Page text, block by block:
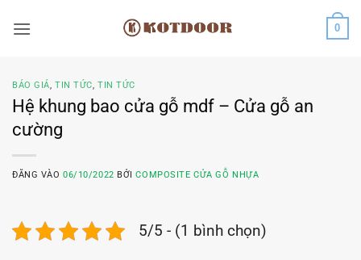
qua
0
BÁO GIÁ,TIN TỨC,TIN TỨC
Hệ khung bao cửa gỗ mdf – Cửa gỗ an
cường
ĐĂNG VÀO06/10/2022 BỞICOMPOSITE CỬA GỖ NHỰA
5/5 - (1 bình chọn)